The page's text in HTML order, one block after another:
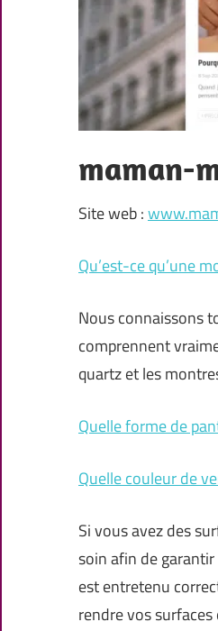
maman-
Site web :
Qu’est-ce qu’une
Nous connaissons
comprennent
quartz et les
Quelle forme de
Quelle couleur de
Si vous avez des
soin afin de
est entretenu
rendre vos